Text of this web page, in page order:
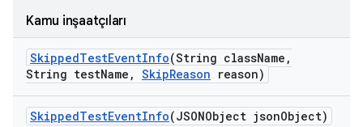
Kamu inşaatçıları
SkippedTestEventInfo(String className ,
String testName , SkipReason reason)
SkippedTestEventInfo(JSONObject jsonObject)